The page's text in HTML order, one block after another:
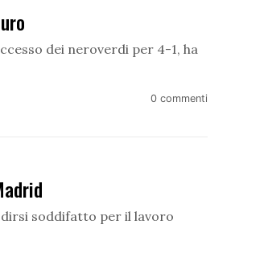
dei neroverdi per 4-1, ha
0 commenti
soddifatto per il lavoro